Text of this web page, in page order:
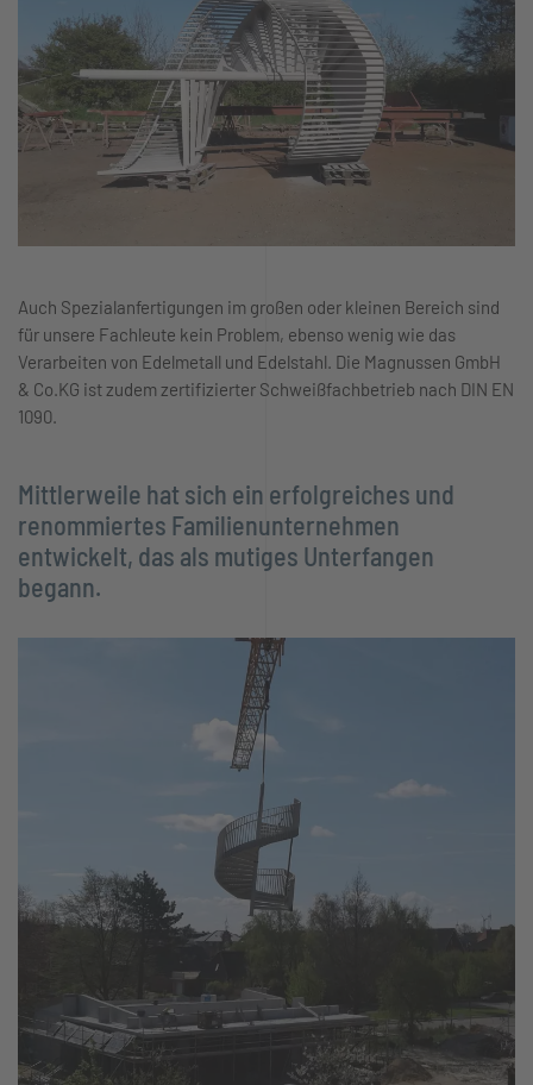
Auch Spezialanfertigungen im großen oder kleinen Bereich sind
für unsere Fachleute kein Problem, ebenso wenig wie das
Verarbeiten von Edelmetall und Edelstahl. Die Magnussen GmbH
& Co.KG ist zudem zertifizierter Schweißfachbetrieb nach DIN EN
1090.
Mittlerweile hat sich ein erfolgreiches und
renommiertes Familienunternehmen
entwickelt, das als mutiges Unterfangen
begann.